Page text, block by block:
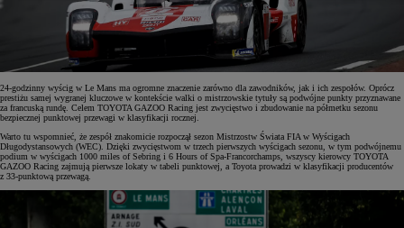
24-godzinny wyścig w Le Mans ma ogromne znaczenie zarówno dla zawodników, jak i ich zespołów. Oprócz
prestiżu samej wygranej kluczowe w kontekście walki o mistrzowskie tytuły są podwójne punkty przyznawane
za francuską rundę. Celem TOYOTA GAZOO Racing jest zwycięstwo i zbudowanie na półmetku sezonu
bezpiecznej punktowej przewagi w klasyfikacji rocznej.
Warto tu wspomnieć, że zespół znakomicie rozpoczął sezon Mistrzostw Świata FIA w Wyścigach
Długodystansowych (WEC). Dzięki zwycięstwom w trzech pierwszych wyścigach sezonu, w tym podwójnemu
podium w wyścigach 1000 miles of Sebring i 6 Hours of Spa-Francorchamps, wszyscy kierowcy TOYOTA
GAZOO Racing zajmują pierwsze lokaty w tabeli punktowej, a Toyota prowadzi w klasyfikacji producentów
z 33-punktową przewagą.